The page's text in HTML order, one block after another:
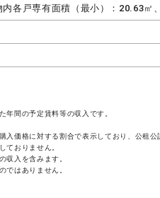
各戸専有面積（最小）：20.63㎡
年間の予定賃料等の収入です。
入価格に対する割合で表示しており、公租
ておりません。
収入を含みます。
ではありません。